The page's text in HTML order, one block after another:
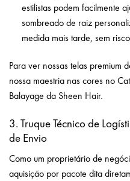
estilistas podem facilmente
sombreado de raiz
medida mais tarde, sem
Para ver nossas telas
nossa maestria nas cores no
Balayage da Sheen Hair.
3. Truque Técnico de
de Envio
Como um proprietário de
aquisição por pacote dita